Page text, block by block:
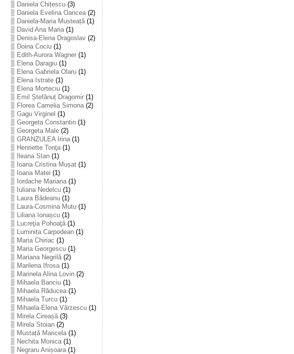
Daniela Chițescu(3)
Daniela Evelina Oancea(2)
Daniela-Maria Musteață(1)
David Ana Maria(1)
Denisa-Elena Dragoslav(2)
Doina Cociu(1)
Edith-Aurora Wagner(1)
Elena Daragiu(1)
Elena Gabriela Olaru(1)
Elena Istrate(1)
Elena Morteciu(1)
Emil Ștefănuț Dragomir(1)
Florea Camelia Simona(2)
Gagu Virginel (1)
Georgeta Constantin(1)
Georgeta Male(2)
GRANZULEA Irina(1)
Henriette Tonţa(1)
Ileana Stan(1)
Ioana Cristina Mușat(1)
Ioana Matei (1)
Iordache Mariana(1)
Iuliana Nedelcu(1)
Laura Bădeanu(1)
Laura-Cosmina Mutu(1)
Liliana Ionașcu(1)
Lucreţia Pohoaţă(1)
Luminița Carpodean(1)
Maria Chiriac (1)
Maria Georgescu(1)
Mariana Negrilă(2)
Marilena Ifrosa(1)
Marinela Alina Lovin(2)
Mihaela Banciu(1)
Mihaela Răducea(1)
Mihaela Turcu(1)
Mihaela-Elena Vărzescu(1)
Mirela Cireașă(3)
Mirela Stoian(2)
Mustață Maricela(1)
Nechita Monica(1)
Negraru Anișoara(1)